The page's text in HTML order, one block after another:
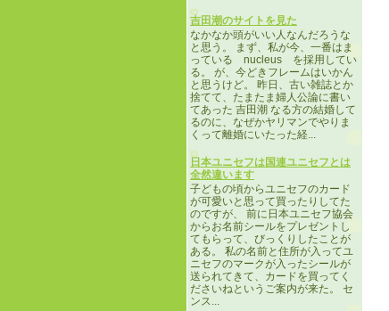
吉田潮のサイトを見た
なかなか頭がいい人なんだろうな
と思う。 まず、私が今、一番はま
っている nucleus を採用してい
る。 が、今どきフレームはいかん
と思うけど。 昨日、古い雑誌とか
捨てて、たまたま婦人公論に書い
てあった 吉田潮 なる方の結婚して
るのに、なぜかヤリマンでやりま
くって離婚にいたった経...
日本ユニセフは国連ユニセフとは
全然違います
子どもの頃からユニセフのカード
が可愛いと思って買ったりしてた
のですが、 前に日本ユニセフ協会
からお名前シールをプレゼントし
てもらって、びっくりしたことが
ある。 私の名前と住所が入ってユ
ニセフのマークが入ったシールが
送られてきて、カードを買ってく
ださいねというご案内が来た。 セ
ンス...